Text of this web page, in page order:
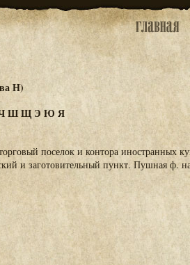
Н)
ШЩЭ Ю Я
поселок и контора иностранных
и заготовительный пункт. Пушная ф.